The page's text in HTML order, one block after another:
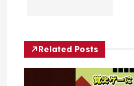
ー
シ
Related Posts